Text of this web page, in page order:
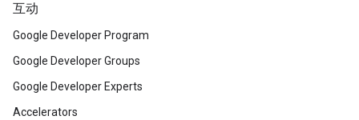
互动
Google Developer Program
Google Developer Groups
Google Developer Experts
Accelerators